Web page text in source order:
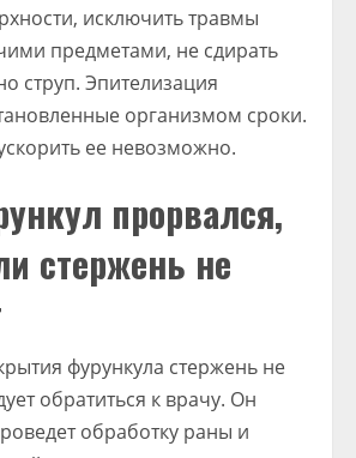
исключить травмы
предметами, не сдирать
струп. Эпителизация
организмом сроки.
ее невозможно.
прорвался,
стержень не
фурункула стержень не
обратиться к врачу. Он
обработку раны и